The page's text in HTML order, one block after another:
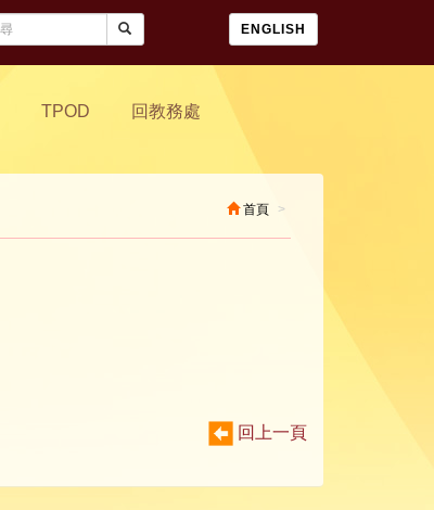
ENGLISH
TPOD 回教務處
首頁
回上一頁